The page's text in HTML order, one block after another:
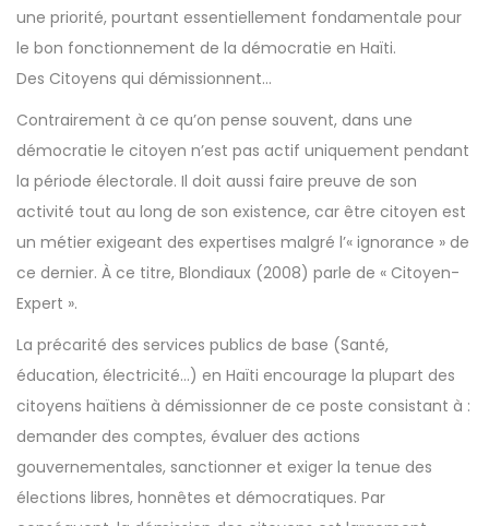
une priorité, pourtant essentiellement fondamentale pour
le bon fonctionnement de la démocratie en Haïti.
Des Citoyens qui démissionnent…
Contrairement à ce qu’on pense souvent, dans une
démocratie le citoyen n’est pas actif uniquement pendant
la période électorale. Il doit aussi faire preuve de son
activité tout au long de son existence, car être citoyen est
un métier exigeant des expertises malgré l’« ignorance » de
ce dernier. À ce titre, Blondiaux (2008) parle de « Citoyen-
Expert ».
La précarité des services publics de base (Santé,
éducation, électricité…) en Haïti encourage la plupart des
citoyens haïtiens à démissionner de ce poste consistant à :
demander des comptes, évaluer des actions
gouvernementales, sanctionner et exiger la tenue des
élections libres, honnêtes et démocratiques. Par